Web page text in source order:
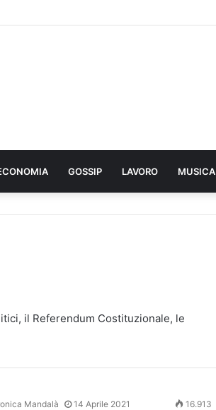
GOSSIP LAVORO MUSICA
il Referendum Costituzionale, le
Mandalà 14 Aprile 2021 16.913